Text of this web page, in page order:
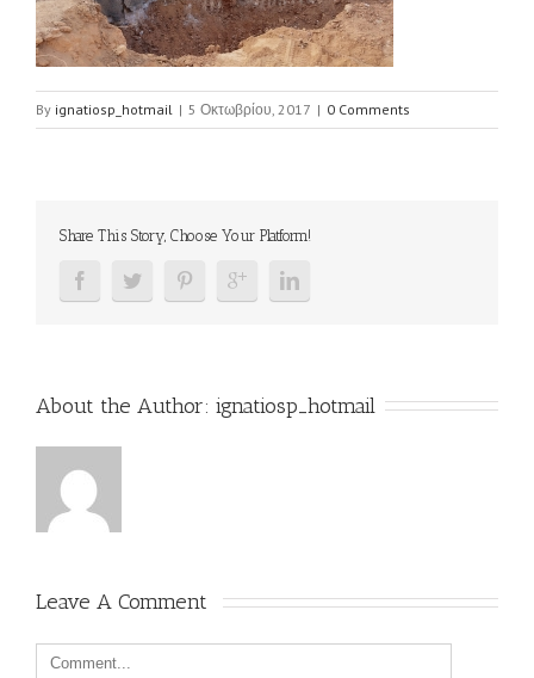
By ignatiosp_hotmail | 5 Οκτωβρίου, 2017 | 0 Comments
Share This Story, Choose Your Platform!
About the Author: ignatiosp_hotmail
Leave A Comment